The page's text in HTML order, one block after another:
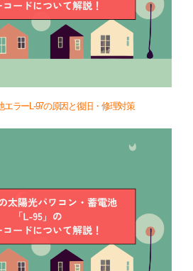
ラーL-97の原因と復旧・修理対策